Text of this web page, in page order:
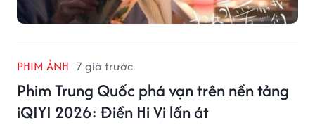
PHIM ẢNH 7 giờ trước
Phim Trung Quốc phá vạn trên nền tảng
iQIYI 2026: Điền Hi Vi lấn át